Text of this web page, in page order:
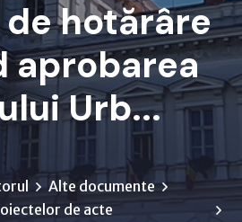
hotărâre
aprobarea
Urb...
Alte documente
de acte